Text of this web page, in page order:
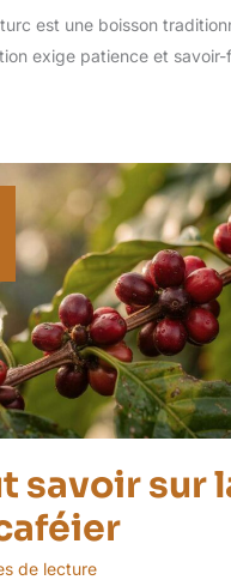
est une boisson
exige patience et savoir-
savoir sur
de lecture